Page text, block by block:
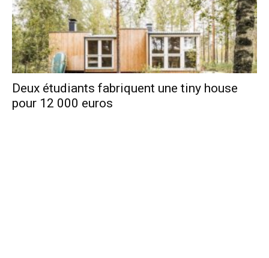
Deux étudiants fabriquent une tiny house
pour 12 000 euros